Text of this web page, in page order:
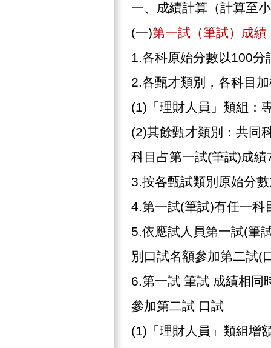
一、成績計算（計算至
(一)第一試（筆試）成績
1.各科原始分數以100分
2.各甄才類別，各科目
(1)「理財人員」類組：
(2)其餘甄才類別：共同
科目占第一試(筆試)成績
3.按各甄試類別原始分
4.第一試(筆試)有任一科
5.依應試人員第一試(筆
別口試名額參加第二試(
6.第一試 筆試 成績相同
參加第二試 口試
(1)「理財人員」類組增